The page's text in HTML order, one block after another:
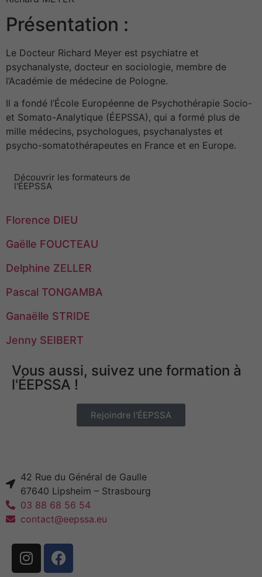
Présentation :
Le Docteur Richard Meyer est psychiatre et
psychanalyste, docteur en sociologie, membre de
l’Académie de médecine de Pologne.
Il a fondé l’École Européenne de Psychothérapie Socio-
et Somato-Analytique (ÉEPSSA), qui a formé plus de
mille médecins, psychologues, psychanalystes et
psycho-somatothérapeutes en France et en Europe.
Découvrir les formateurs de
l'ÉEPSSA
Florence DIEU
Gaëlle FOUCTEAU
Delphine ZELLER
Pascal TONGAMBA
Ganaëlle STRIDE
Jenny SEIBERT
Vous aussi, suivez une formation à
l'ÉEPSSA !
Rejoindre l'ÉEPSSA
42 Rue du Général de Gaulle
67640 Lipsheim – Strasbourg
03 88 68 56 54
contact@eepssa.eu